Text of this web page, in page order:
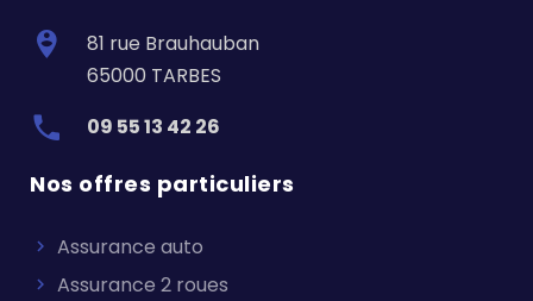
81 rue Brauhauban
65000 TARBES
09 55 13 42 26
Nos offres particuliers
Assurance auto
Assurance 2 roues